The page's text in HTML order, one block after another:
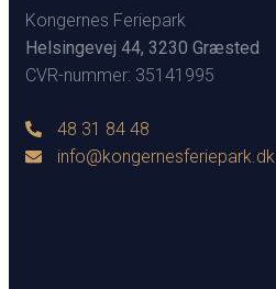
Kongernes Feriepark
Helsingevej 44, 3230 Græsted
CVR-nummer: 35141995
48 31 84 48
info@kongernesferiepark.dk